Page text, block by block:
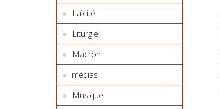
Laïcité
Liturgie
Macron
médias
Musique